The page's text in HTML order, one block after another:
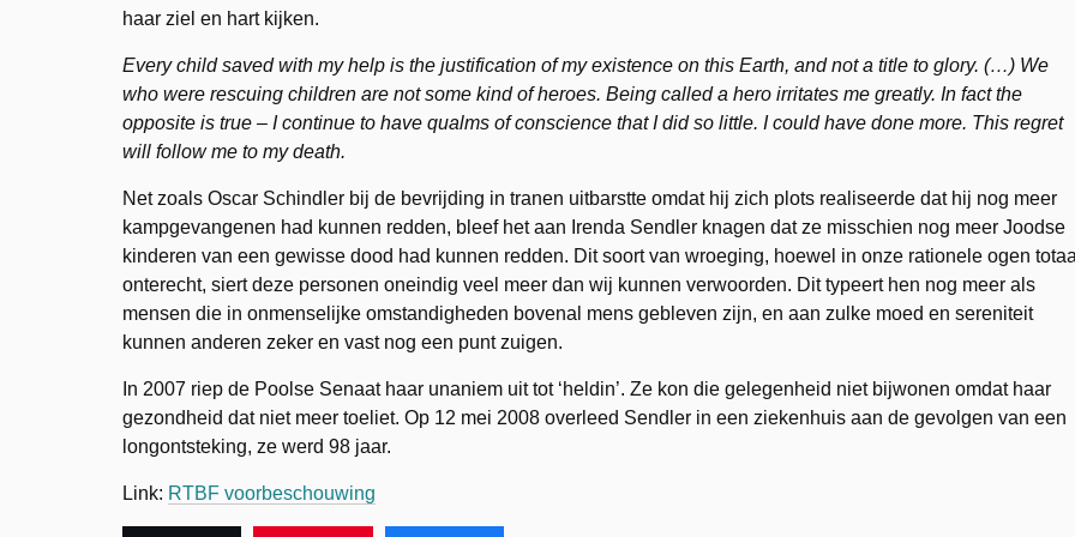
haar ziel en hart kijken.
Every child saved with my help is the justification of my existence on this Earth, and not a title to glory. (…) We
who were rescuing children are not some kind of heroes. Being called a hero irritates me greatly. In fact the
opposite is true – I continue to have qualms of conscience that I did so little. I could have done more. This regret
will follow me to my death.
Net zoals Oscar Schindler bij de bevrijding in tranen uitbarstte omdat hij zich plots realiseerde dat hij nog meer
kampgevangenen had kunnen redden, bleef het aan Irenda Sendler knagen dat ze misschien nog meer Joodse
kinderen van een gewisse dood had kunnen redden. Dit soort van wroeging, hoewel in onze rationele ogen
onterecht, siert deze personen oneindig veel meer dan wij kunnen verwoorden. Dit typeert hen nog meer als
mensen die in onmenselijke omstandigheden bovenal mens gebleven zijn, en aan zulke moed en sereniteit
kunnen anderen zeker en vast nog een punt zuigen.
In 2007 riep de Poolse Senaat haar unaniem uit tot ‘heldin’. Ze kon die gelegenheid niet bijwonen omdat haar
gezondheid dat niet meer toeliet. Op 12 mei 2008 overleed Sendler in een ziekenhuis aan de gevolgen van een
longontsteking, ze werd 98 jaar.
Link: RTBF voorbeschouwing